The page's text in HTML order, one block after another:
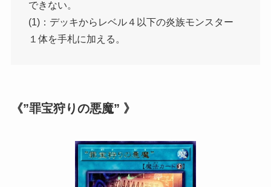
できない。
(1)：デッキからレベル４以下の炎族モンスター
１体を手札に加える。
《”罪宝狩りの悪魔” 》